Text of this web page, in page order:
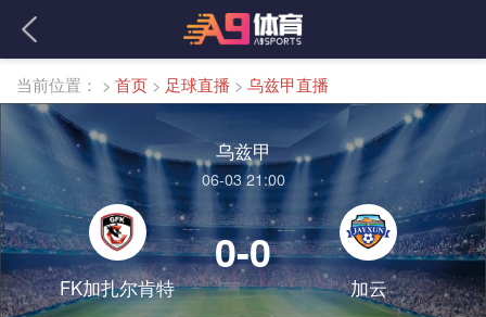
当前位置： > 首页 > 足球直播 > 乌兹甲直播
乌兹甲
06-03 21:00
FK加扎尔肯特
0-0
加云